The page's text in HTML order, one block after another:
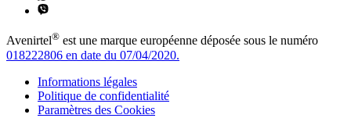
Avenirtel® est une marque européenne déposée sous le numéro
018222806 en date du 07/04/2020.
Informations légales
Politique de confidentialité
Paramètres des Cookies